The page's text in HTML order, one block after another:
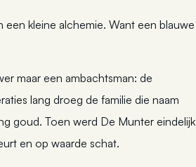
kleine alchemie. Want een blauwe
maar een ambachtsman: de
lang droeg de familie die naam
goud. Toen werd De Munter eindelijk
en op waarde schat.